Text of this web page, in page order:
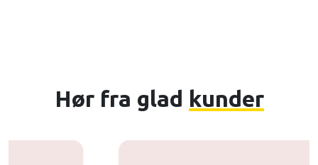
Hør fra glad kunder